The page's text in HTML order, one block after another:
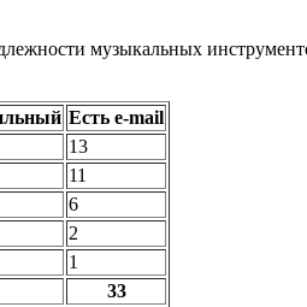
музыкальных
Есть e-mail
13
11
6
2
1
33